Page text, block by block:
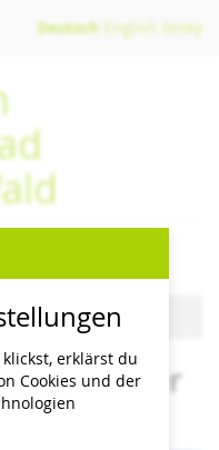
Deutsch English česky
vor Schließzeit
erklärst du
Cookies und der